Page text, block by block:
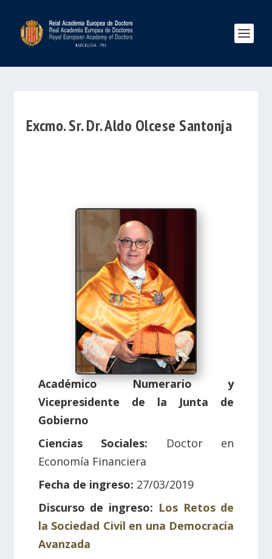
Excmo. Sr. Dr. Aldo Olcese Santonja
Académico Numerario y
Vicepresidente de la Junta de
Gobierno
Ciencias Sociales: Doctor en
Economía Financiera
Fecha de ingreso: 27/03/2019
Discurso de ingreso: Los Retos de
la Sociedad Civil en una Democracia
Avanzada